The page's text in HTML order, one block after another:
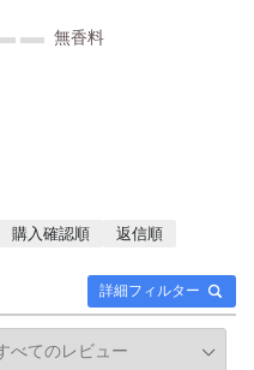
れながら しっとり肌が続く
#Leivy #保湿ケア #自分磨き
ダー #パールパウダー #ボ
ディミルキーローション #
ボディローション
無香料
詳細フィルター
購入確認順
返信順